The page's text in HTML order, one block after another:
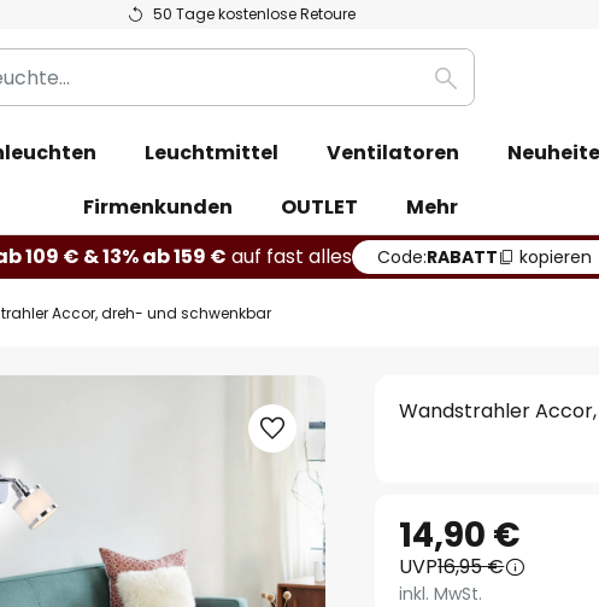
50 Tage kostenlose Retoure
Suche
Leuchtmittel Ventilatoren
Firmenkunden
OUTLET
Mehr
109 € & 13% ab 159 € auf fast alles Code:RABATT kopieren
Accor, dreh- und schwenkbar
Wandstrahler
14,90 €
UVP16,95 €
inkl. MwSt.